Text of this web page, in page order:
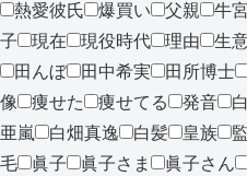
熱愛彼氏
爆買い 父親 牛
子
現在 現役時代 理由 生
田んぼ
田中希実 田所博士
像
痩せた 痩せてる 発音
亜嵐
白畑真逸 白髪 皇族
毛
眞子 眞子さま 眞子さん